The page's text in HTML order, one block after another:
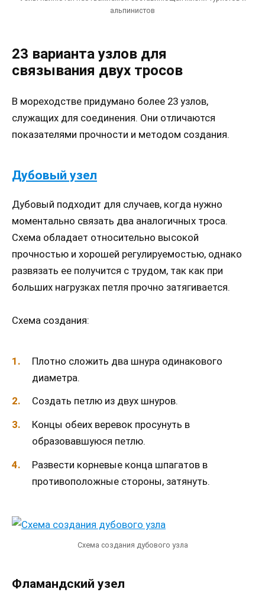
альпинистов
23 варианта узлов для
связывания двух тросов
В мореходстве придумано более 23 узлов,
служащих для соединения. Они отличаются
показателями прочности и методом создания.
Дубовый узел
Дубовый подходит для случаев, когда нужно
моментально связать два аналогичных троса.
Схема обладает относительно высокой
прочностью и хорошей регулируемостью, однако
развязать ее получится с трудом, так как при
больших нагрузках петля прочно затягивается.
Схема создания:
Плотно сложить два шнура одинакового
диаметра.
Создать петлю из двух шнуров.
Концы обеих веревок просунуть в
образовавшуюся петлю.
Развести корневые конца шпагатов в
противоположные стороны, затянуть.
Схема создания дубового узла
Фламандский узел